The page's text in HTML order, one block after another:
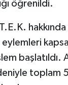
öğrenildi.
eylemleri
başlatıldı.
toplam